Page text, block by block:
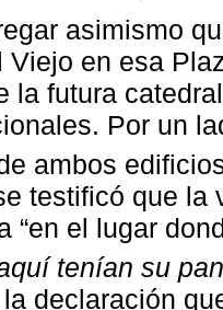
asimismo
Viejo en esa
la futura
Por un
ambos
testificó que
“en el lugar
tenían su
declaración